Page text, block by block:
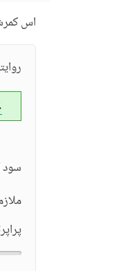
اس
سود